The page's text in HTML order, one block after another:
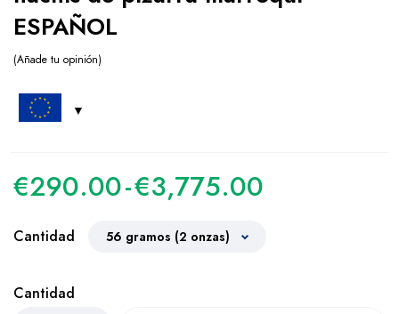
ESPAÑOL
Añade tu opinión
€290.00-€3,775.00
Cantidad
Cantidad